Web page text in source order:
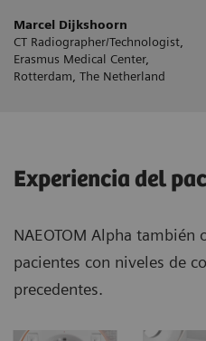
Marcel Dijkshoorn
CT Radiographer/Technologist,
Erasmus Medical Center,
Rotterdam, The Netherland
Experiencia del
NAEOTOM Alpha también
pacientes con niveles de
precedentes.